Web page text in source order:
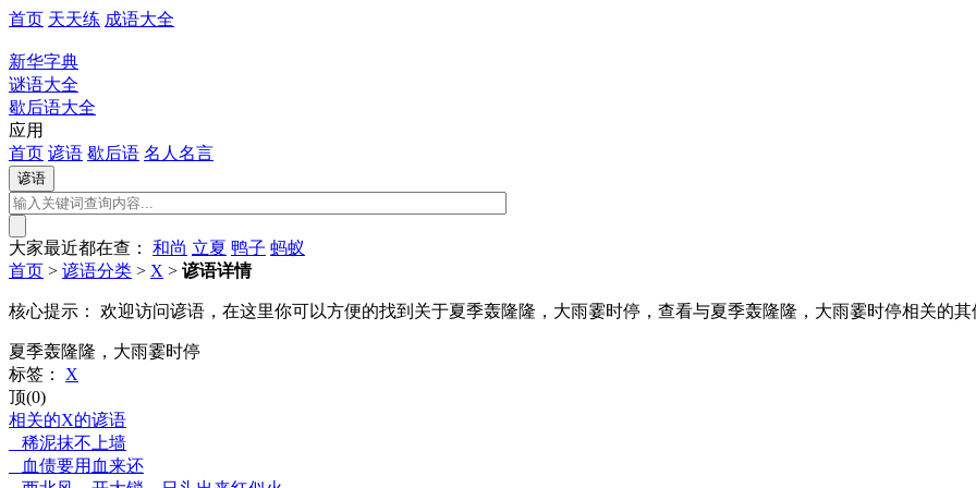
首页 天天练 成语大全
新华字典
谜语大全
歇后语大全
应用
首页 谚语 歇后语 名人名言
大家最近都在查： 和尚 立夏 鸭子 蚂蚁
首页 > 谚语分类 > X > 谚语详情
核心提示： 欢迎访问谚语，在这里你可以方便的找到关于夏季轰隆隆，大雨霎时停，查看与夏季轰隆隆，大雨霎时停相关的其
夏季轰隆隆，大雨霎时停
标签：
X
顶(0)
相关的X的谚语
稀泥抹不上墙
血债要用血来还